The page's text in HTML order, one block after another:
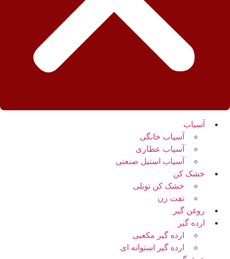
آسیاب
آسیاب خانگی
آسیاب عطاری
آسیاب استیل صنعتی
خشک کن
خشک کن تونلی
تفت زن
روغن گیر
ارده گیر
ارده گیر مکعبی
ارده گیر استوانه ای